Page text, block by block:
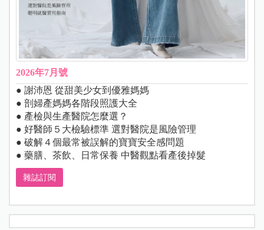
2026年7月號
● 謝沛恩 從甜美少女到優雅媽媽
● 剖婦產媽媽各階段照護大全
● 產檢與生產醫院怎麼選？
● 好醫師５大檢驗標準 選對醫院是風險管理
● 破解４個最常被誤解的寶寶安全感問題
● 藥膳、茶飲、日常保養 中醫觀點看產後掉髮
雜誌訂閱